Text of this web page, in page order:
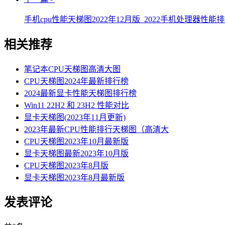
手机cpu性能天梯图2022年12月版_2022手机处理器性能
相关推荐
笔记本CPU天梯图高清大图
CPU天梯图2024年最新排行榜
2024最新显卡性能天梯图排行榜
Win11 22H2 和 23H2 性能对比
显卡天梯图(2023年11月更新)
2023年最新CPU性能排行天梯图（高清大
CPU天梯图2023年10月最新版
显卡天梯图最新2023年10月版
CPU天梯图2023年8月版
显卡天梯图2023年8月最新版
发表评论